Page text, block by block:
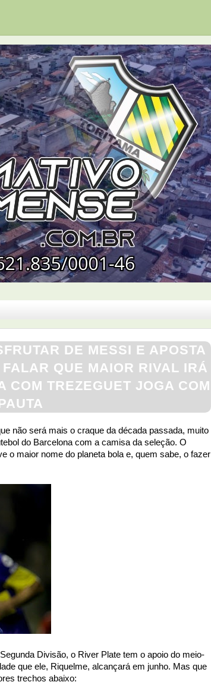
DE MESSI E APOSTA
QUE MAIOR RIVAL IRÁ
COM TREZEGUET JOGA COM
não será mais o craque da década passada, muito
do Barcelona com a camisa da seleção. O
o maior nome do planeta bola e, quem sabe, o fazer
Divisão, o River Plate tem o apoio do meio-
que ele, Riquelme, alcançará em junho. Mas que
trechos abaixo: